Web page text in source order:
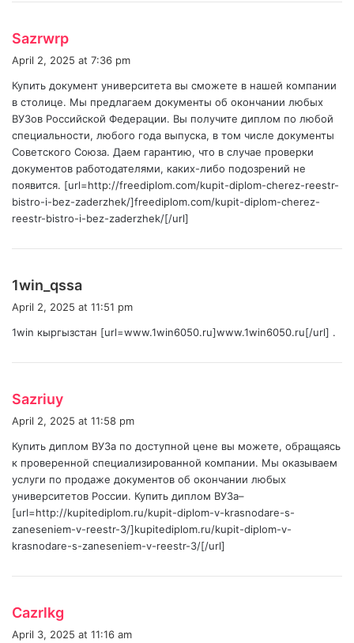
Sazrwrp
a
s
:
April 2, 2025 at 7:36 pm
Купить документ университета вы сможете в нашей компании
в столице. Мы предлагаем документы об окончании любых
ВУЗов Российской Федерации. Вы получите диплом по любой
специальности, любого года выпуска, в том числе документы
Советского Союза. Даем гарантию, что в случае проверки
документов работодателями, каких-либо подозрений не
появится. [url=http://freediplom.com/kupit-diplom-cherez-reestr-
bistro-i-bez-zaderzhek/]freediplom.com/kupit-diplom-cherez-
reestr-bistro-i-bez-zaderzhek/[/url]
1win_qssa
s
April 2, 2025 at 11:51 pm
1win кыргызстан [url=www.1win6050.ru]www.1win6050.ru[/url] .
Sazriuy
a
s
:
April 2, 2025 at 11:58 pm
Купить диплом ВУЗа по доступной цене вы можете, обращаясь
к проверенной специализированной компании. Мы оказываем
услуги по продаже документов об окончании любых
университетов России. Купить диплом ВУЗа–
[url=http://kupitediplom.ru/kupit-diplom-v-krasnodare-s-
zaneseniem-v-reestr-3/]kupitediplom.ru/kupit-diplom-v-
krasnodare-s-zaneseniem-v-reestr-3/[/url]
Cazrlkg
a
April 3, 2025 at 11:16 am